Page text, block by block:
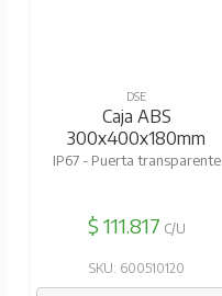
DSE
Caja ABS
300x400x180mm
IP67 - Puerta transparente
$ 111.817 C/U
SKU: 600510120